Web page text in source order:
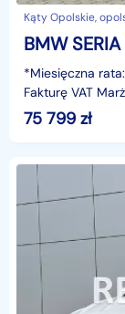
Kąty Opolskie,
*Miesięczna
Fakturę VAT
z sil
75 799 zł